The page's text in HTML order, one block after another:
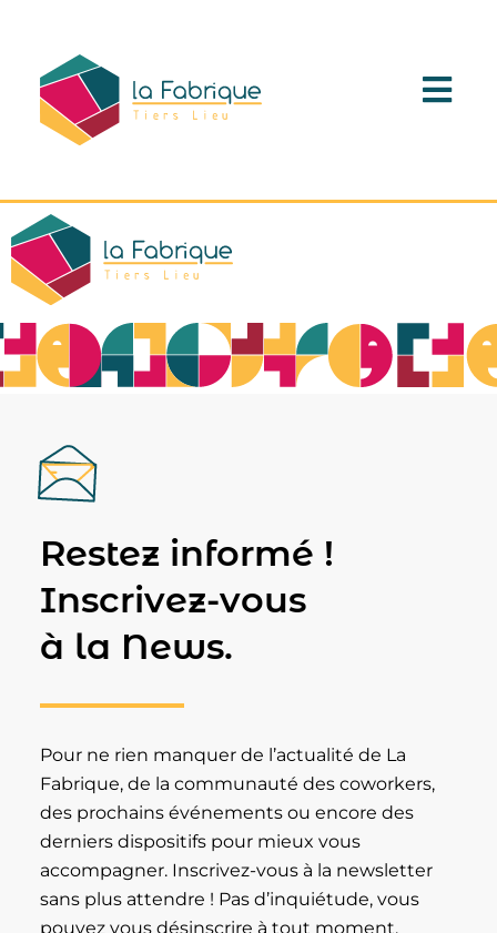
Restez informé !
Inscrivez-vous
à la News.
Pour ne rien manquer de l’actualité de La
Fabrique, de la communauté des coworkers,
des prochains événements ou encore des
derniers dispositifs pour mieux vous
accompagner. Inscrivez-vous à la newsletter
sans plus attendre ! Pas d’inquiétude, vous
pouvez vous désinscrire à tout moment.